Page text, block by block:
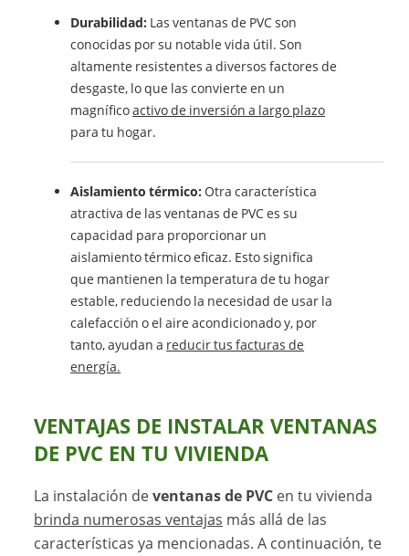
Durabilidad: Las ventanas de PVC son
conocidas por su notable vida útil. Son
altamente resistentes a diversos factores de
desgaste, lo que las convierte en un
magníficoactivo de inversión a largo plazo
para tu hogar.
Aislamiento térmico: Otra característica
atractiva de las ventanas de PVC es su
capacidad para proporcionar un
aislamiento térmico eficaz. Esto significa
que mantienen la temperatura de tu hogar
estable, reduciendo la necesidad de usar la
calefacción o el aire acondicionado y, por
tanto, ayudan a reducir tus facturas de
energía.
VENTAJAS DE INSTALAR VENTANAS
DE PVC EN TU VIVIENDA
La instalación deventanas de PVC en tu vivienda
brinda numerosas ventajas más allá de las
características ya mencionadas. A continuación, te